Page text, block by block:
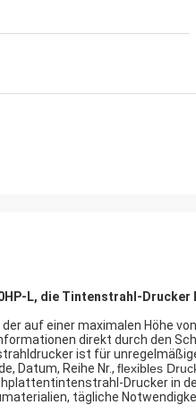
L, die Tintenstrahl-Drucker
auf einer maximalen Höhe
direkt durch den
ist für
Datum, Reihe Nr., flexibles
Drucker in
tägliche